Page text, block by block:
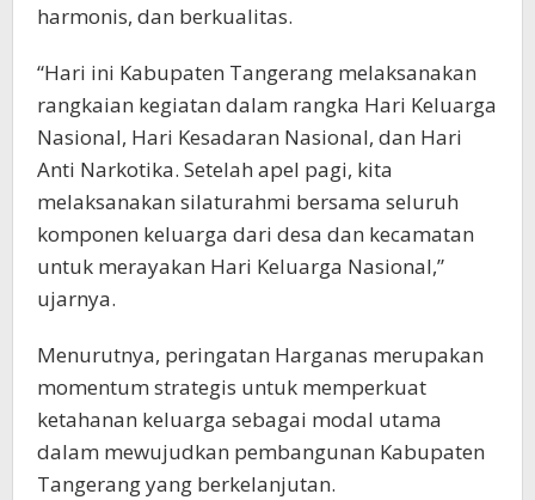
harmonis, dan berkualitas.
“Hari ini Kabupaten Tangerang melaksanakan
rangkaian kegiatan dalam rangka Hari Keluarga
Nasional, Hari Kesadaran Nasional, dan Hari
Anti Narkotika. Setelah apel pagi, kita
melaksanakan silaturahmi bersama seluruh
komponen keluarga dari desa dan kecamatan
untuk merayakan Hari Keluarga Nasional,”
ujarnya.
Menurutnya, peringatan Harganas merupakan
momentum strategis untuk memperkuat
ketahanan keluarga sebagai modal utama
dalam mewujudkan pembangunan Kabupaten
Tangerang yang berkelanjutan.